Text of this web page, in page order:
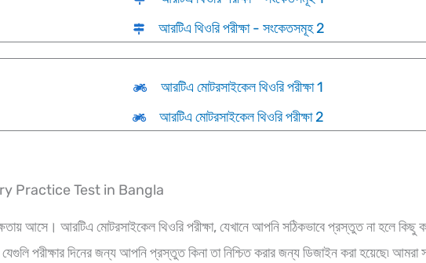
আরটিএ থিওরি পরীক্ষা - সংকেতসমূহ 2
আরটিএ মোটরসাইকেল থিওরি পরীক্ষা 1
আরটিএ মোটরসাইকেল থিওরি পরীক্ষা 2
Practice Test in Bangla
আসে। আরটিএ মোটরসাইকেল থিওরি পরীক্ষা, যেখানে আপনি সঠিকভাবে প্রস্তুত না হলে কিছু
পরীক্ষার দিনের জন্য আপনি প্রস্তুত কিনা তা নিশ্চিত করার জন্য ডিজাইন করা হয়েছে৷